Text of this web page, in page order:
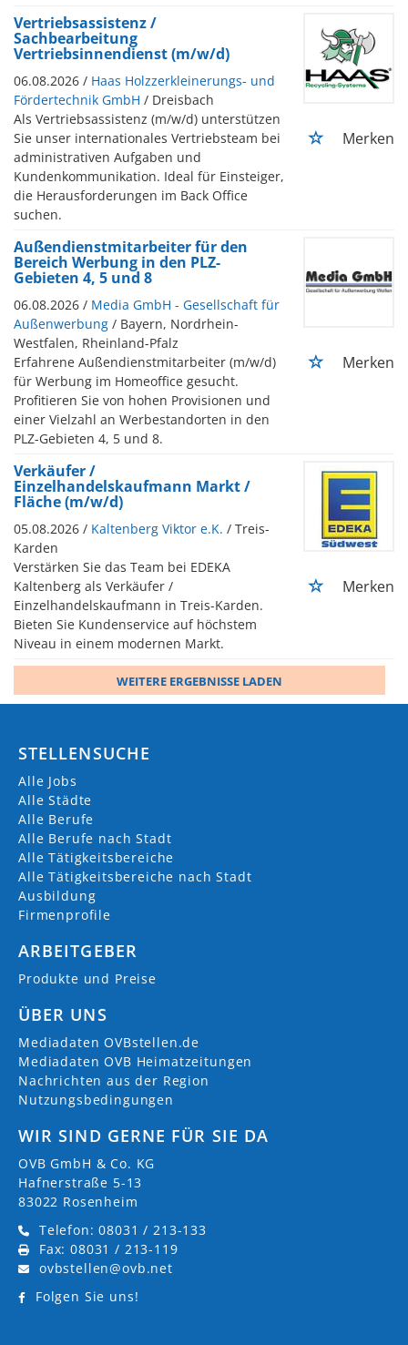
Vertriebsassistenz /
Sachbearbeitung
Vertriebsinnendienst (m/w/d)
06.08.2026 / Haas Holzzerkleinerungs- und
Fördertechnik GmbH / Dreisbach
Als Vertriebsassistenz (m/w/d) unterstützen
Sie unser internationales Vertriebsteam bei
administrativen Aufgaben und
Kundenkommunikation. Ideal für Einsteiger,
die Herausforderungen im Back Office
suchen.
Merken
Außendienstmitarbeiter für den
Bereich Werbung in den PLZ-
Gebieten 4, 5 und 8
06.08.2026 / Media GmbH - Gesellschaft für
Außenwerbung / Bayern, Nordrhein-
Westfalen, Rheinland-Pfalz
Erfahrene Außendienstmitarbeiter (m/w/d)
für Werbung im Homeoffice gesucht.
Profitieren Sie von hohen Provisionen und
einer Vielzahl an Werbestandorten in den
PLZ-Gebieten 4, 5 und 8.
Merken
Verkäufer /
Einzelhandelskaufmann Markt /
Fläche (m/w/d)
05.08.2026 / Kaltenberg Viktor e.K. / Treis-
Karden
Verstärken Sie das Team bei EDEKA
Kaltenberg als Verkäufer /
Einzelhandelskaufmann in Treis-Karden.
Bieten Sie Kundenservice auf höchstem
Niveau in einem modernen Markt.
Merken
WEITERE ERGEBNISSE LADEN
STELLENSUCHE
Alle Jobs
Alle Städte
Alle Berufe
Alle Berufe nach Stadt
Alle Tätigkeitsbereiche
Alle Tätigkeitsbereiche nach Stadt
Ausbildung
Firmenprofile
ARBEITGEBER
Produkte und Preise
ÜBER UNS
Mediadaten OVBstellen.de
Mediadaten OVB Heimatzeitungen
Nachrichten aus der Region
Nutzungsbedingungen
WIR SIND GERNE FÜR SIE DA
OVB GmbH & Co. KG
Hafnerstraße 5-13
83022 Rosenheim
Telefon: 08031 / 213-133
Fax: 08031 / 213-119
ovbstellen@ovb.net
Folgen Sie uns!